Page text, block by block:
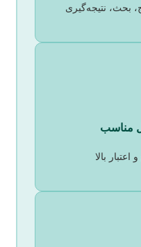
بحث، نتیجه‌گیری
بالا